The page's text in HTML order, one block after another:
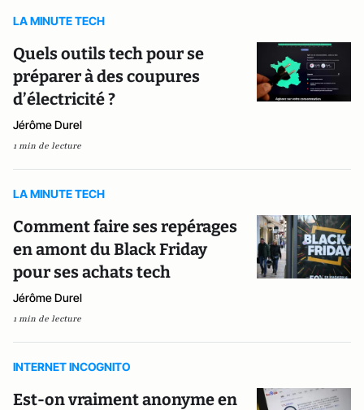
LA MINUTE TECH
Quels outils tech pour se
préparer à des coupures
d’électricité ?
Jérôme Durel
1 min de lecture
LA MINUTE TECH
Comment faire ses repérages
en amont du Black Friday
pour ses achats tech
Jérôme Durel
1 min de lecture
INTERNET INCOGNITO
Est-on vraiment anonyme en